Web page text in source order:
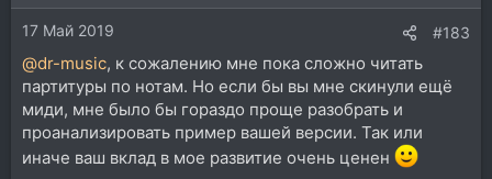
и
:17 Май 2019 #183
@dr-music, к сожалению мне пока сложно читать
партитуры по нотам. Но если бы вы мне скинули ещё
миди, мне было бы гораздо проще разобрать и
проанализировать пример вашей версии. Так или
иначе ваш вклад в мое развитие очень ценен